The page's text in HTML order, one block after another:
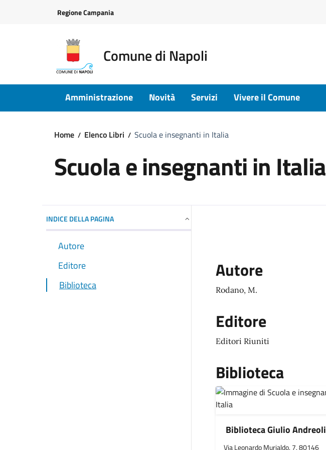
Regione Campania
Comune di Napoli
Amministrazione Novità Servizi Vivere il Comune
Home Elenco Libri Scuola e insegnanti in Italia
Scuola e insegnanti in Italia
INDICE DELLA PAGINA
Autore
Editore
Biblioteca
Autore
Rodano, M.
Editore
Editori Riuniti
Biblioteca
Biblioteca Giulio Andreoli
Via Leonardo Murialdo, 7, 80146